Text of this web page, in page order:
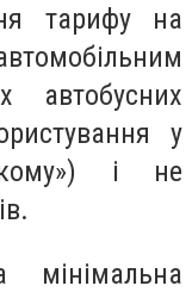
тарифу на
автобусних
у
і не